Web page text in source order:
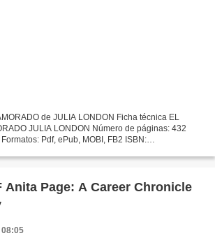
de JULIA LONDON Ficha técnica EL
JULIA LONDON Número de páginas: 432
Pdf, ePub, MOBI, FB2 ISBN:
Anita Page: A Career Chronicle
08:05